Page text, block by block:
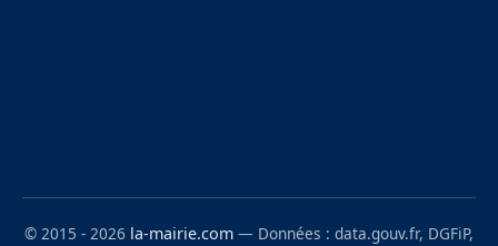
© 2015 - 2026 la-mairie.com — Données : data.gouv.fr, DGFiP,